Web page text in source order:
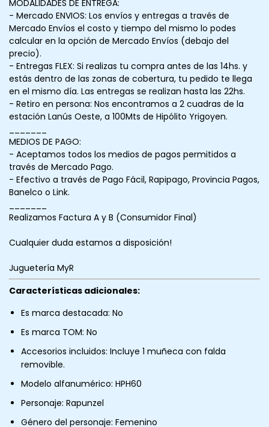
MODALIDADES DE ENTREGA:
- Mercado ENVIOS: Los envíos y entregas a través de
Mercado Envíos el costo y tiempo del mismo lo podes
calcular en la opción de Mercado Envíos (debajo del
precio).
- Entregas FLEX: Si realizas tu compra antes de las 14hs. y
estás dentro de las zonas de cobertura, tu pedido te llega
en el mismo día. Las entregas se realizan hasta las 22hs.
- Retiro en persona: Nos encontramos a 2 cuadras de la
estación Lanús Oeste, a 100Mts de Hipólito Yrigoyen.
MEDIOS DE PAGO:
- Aceptamos todos los medios de pagos permitidos a
través de Mercado Pago.
- Efectivo a través de Pago Fácil, Rapipago, Provincia Pagos,
Banelco o Link.
Realizamos Factura A y B (Consumidor Final)
Cualquier duda estamos a disposición!
Juguetería MyR
Características adicionales:
Es marca destacada: No
Es marca TOM: No
Accesorios incluidos: Incluye 1 muñeca con falda
removible.
Modelo alfanumérico: HPH60
Personaje: Rapunzel
Género del personaje: Femenino